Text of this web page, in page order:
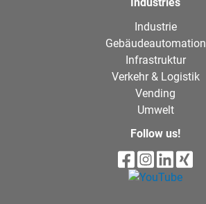
Industrie
Gebäudeautomation
Infrastruktur
Verkehr & Logistik
Vending
Umwelt
Follow us!